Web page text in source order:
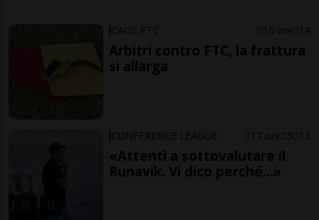
CAOS FTC 15 ore 14
Arbitri contro FTC, la frattura
si allarga
CONFERENCE LEAGUE 17 ore 5 13
«Attenti a sottovalutare il
Runavik. Vi dico perché...»